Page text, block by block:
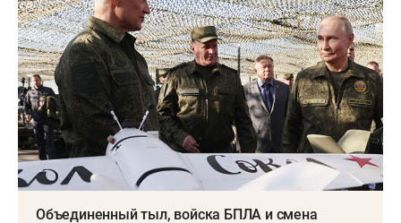
Объединенный тыл, войска БПЛА и смена